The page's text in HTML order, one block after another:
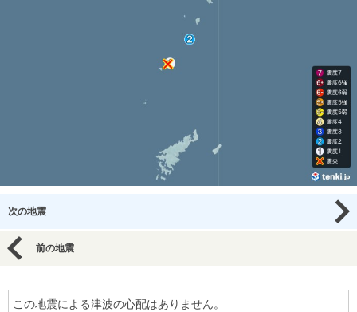
次の地震
前の地震
この地震による津波の心配はありません。